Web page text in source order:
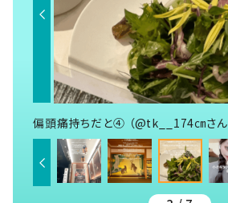
偏頭痛持ちだと④ （@tk__174㎝さん